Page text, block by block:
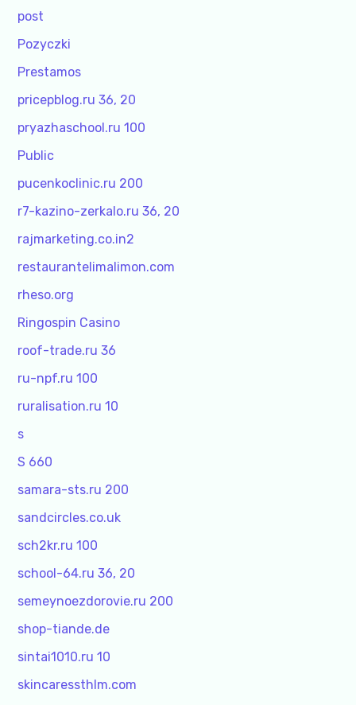
post
Pozyczki
Prestamos
pricepblog.ru 36, 20
pryazhaschool.ru 100
Public
pucenkoclinic.ru 200
r7-kazino-zerkalo.ru 36, 20
rajmarketing.co.in2
restaurantelimalimon.com
rheso.org
Ringospin Casino
roof-trade.ru 36
ru-npf.ru 100
ruralisation.ru 10
s
S 660
samara-sts.ru 200
sandcircles.co.uk
sch2kr.ru 100
school-64.ru 36, 20
semeynoezdorovie.ru 200
shop-tiande.de
sintai1010.ru 10
skincaressthlm.com